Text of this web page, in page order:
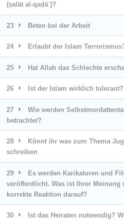
(ṣalāt al-qaḍāʾ)?
23 Beten bei der Arbeit
24 Erlaubt der Islam
25 Hat Allah das Schlechte
26 Ist der Islam wirklich tolerant?
27
Wie werden
betrachtet?
28
Könnt ihr was zum Thema
schreiben
29
Es werden Karikaturen und
veröffentlicht. Was ist Ihrer Meinung
korrekte Reaktion darauf?
30
Ist das Heiraten notwendig?